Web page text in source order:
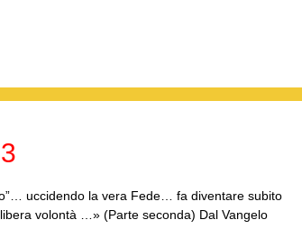
uccidendo la vera Fede… fa diventare subito
volontà …» (Parte seconda) Dal Vangelo